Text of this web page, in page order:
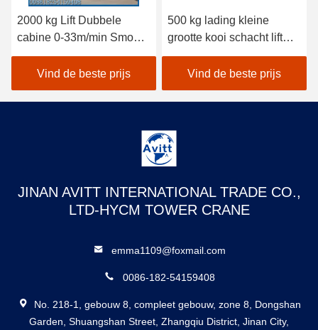
2000 kg Lift Dubbele
cabine 0-33m/min Smooth
Speed Inverter Control
Gebouwliften
Vind de beste prijs
500 kg lading kleine
grootte kooi schacht lift
geïnstalleerd in de put
schacht
Vind de beste prijs
JINAN AVITT INTERNATIONAL TRADE CO.,
LTD-HYCM TOWER CRANE
emma1109@foxmail.com
0086-182-54159408
No. 218-1, gebouw 8, compleet gebouw, zone 8, Dongshan
Garden, Shuangshan Street, Zhangqiu District, Jinan City,